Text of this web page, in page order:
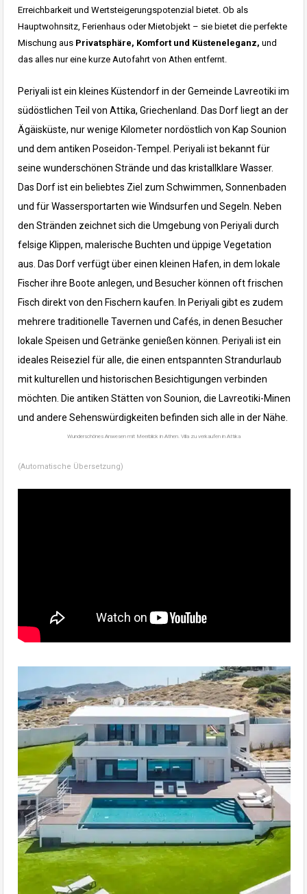
Erreichbarkeit und Wertsteigerungspotenzial bietet. Ob als
Hauptwohnsitz, Ferienhaus oder Mietobjekt – sie bietet die perfekte
Mischung aus Privatsphäre, Komfort und Küsteneleganz, und
das alles nur eine kurze Autofahrt von Athen entfernt.
Periyali ist ein kleines Küstendorf in der Gemeinde Lavreotiki im
südöstlichen Teil von Attika, Griechenland. Das Dorf liegt an der
Ägäisküste, nur wenige Kilometer nordöstlich von Kap Sounion
und dem antiken Poseidon-Tempel. Periyali ist bekannt für
seine wunderschönen Strände und das kristallklare Wasser.
Das Dorf ist ein beliebtes Ziel zum Schwimmen, Sonnenbaden
und für Wassersportarten wie Windsurfen und Segeln. Neben
den Stränden zeichnet sich die Umgebung von Periyali durch
felsige Klippen, malerische Buchten und üppige Vegetation
aus. Das Dorf verfügt über einen kleinen Hafen, in dem lokale
Fischer ihre Boote anlegen, und Besucher können oft frischen
Fisch direkt von den Fischern kaufen. In Periyali gibt es zudem
mehrere traditionelle Tavernen und Cafés, in denen Besucher
lokale Speisen und Getränke genießen können. Periyali ist ein
ideales Reiseziel für alle, die einen entspannten Strandurlaub
mit kulturellen und historischen Besichtigungen verbinden
möchten. Die antiken Stätten von Sounion, die Lavreotiki-Minen
und andere Sehenswürdigkeiten befinden sich alle in der Nähe.
Wunderschönes Anwesen mit Meerblick in Athen. Villa zu verkaufen in Attika
(Automatische Übersetzung)